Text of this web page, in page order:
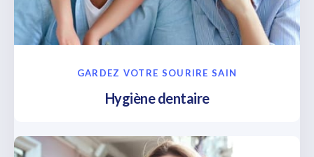
GARDEZ VOTRE SOURIRE SAIN
Hygiène dentaire